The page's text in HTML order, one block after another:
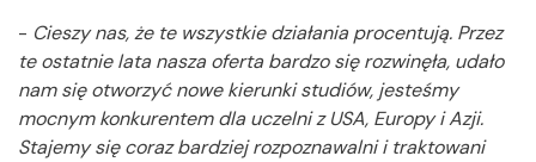
- Cieszy nas, że te wszystkie działania procentują. Przez
te ostatnie lata nasza oferta bardzo się rozwinęła, udało
nam się otworzyć nowe kierunki studiów, jesteśmy
mocnym konkurentem dla uczelni z USA, Europy i Azji.
Stajemy się coraz bardziej rozpoznawalni i traktowani